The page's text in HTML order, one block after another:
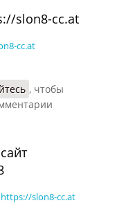
slon8-cc.at
cc.at
, чтобы
https://slon8-cc.at